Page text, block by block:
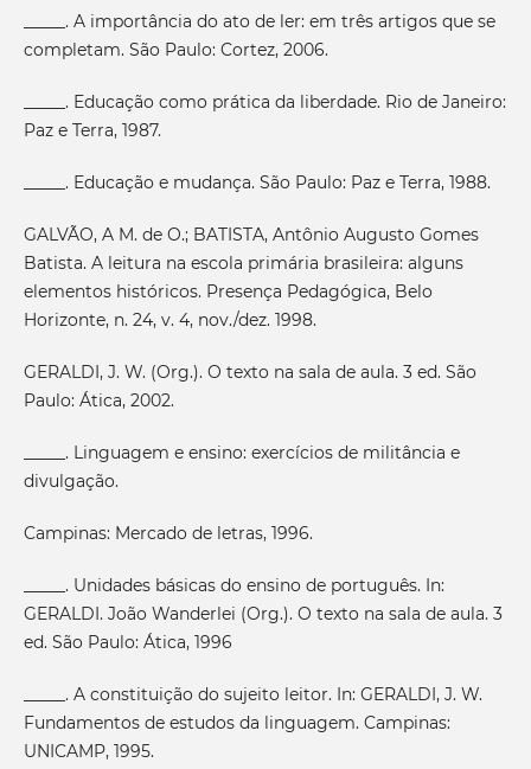
_____. A importância do ato de ler: em três artigos que se
completam. São Paulo: Cortez, 2006.
_____. Educação como prática da liberdade. Rio de Janeiro:
Paz e Terra, 1987.
_____. Educação e mudança. São Paulo: Paz e Terra, 1988.
GALVÃO, A M. de O.; BATISTA, Antônio Augusto Gomes
Batista. A leitura na escola primária brasileira: alguns
elementos históricos. Presença Pedagógica, Belo
Horizonte, n. 24, v. 4, nov./dez. 1998.
GERALDI, J. W. (Org.). O texto na sala de aula. 3 ed. São
Paulo: Ática, 2002.
_____. Linguagem e ensino: exercícios de militância e
divulgação.
Campinas: Mercado de letras, 1996.
_____. Unidades básicas do ensino de português. In:
GERALDI. João Wanderlei (Org.). O texto na sala de aula. 3
ed. São Paulo: Ática, 1996
_____. A constituição do sujeito leitor. In: GERALDI, J. W.
Fundamentos de estudos da linguagem. Campinas:
UNICAMP, 1995.